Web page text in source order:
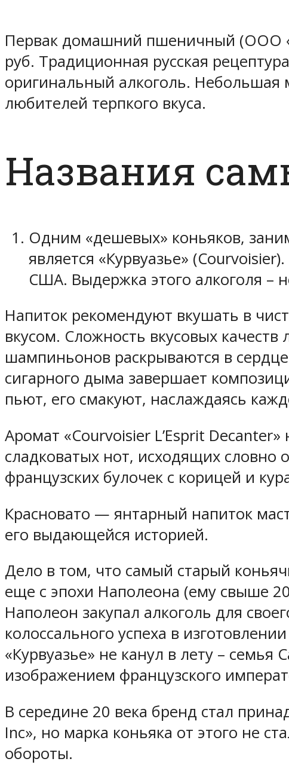
Первак домашний пшеничный (ООО
руб. Традиционная русская
оригинальный алкоголь. Небольшая
любителей терпкого вкуса.
Названия
Одним «дешевых» коньяков,
является «Курвуазье»
США. Выдержка этого алкоголя –
Напиток рекомендуют вкушать в
вкусом. Сложность вкусовых
шампиньонов раскрываются в
сигарного дыма завершает
пьют, его смакуют, наслаждаясь
Аромат «Courvoisier L’Esprit
сладковатых нот, исходящих
французских булочек с корицей и
Красновато — янтарный напиток
его выдающейся историей.
Дело в том, что самый старый
еще с эпохи Наполеона (ему свыше
Наполеон закупал алкоголь для
колоссального успеха в
«Курвуазье» не канул в лету – семья
изображением французского
В середине 20 века бренд стал
Inc», но марка коньяка от этого не
обороты.